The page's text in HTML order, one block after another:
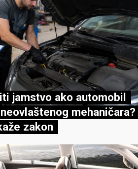
jamstvo ako automobil
mehaničara?
zakon